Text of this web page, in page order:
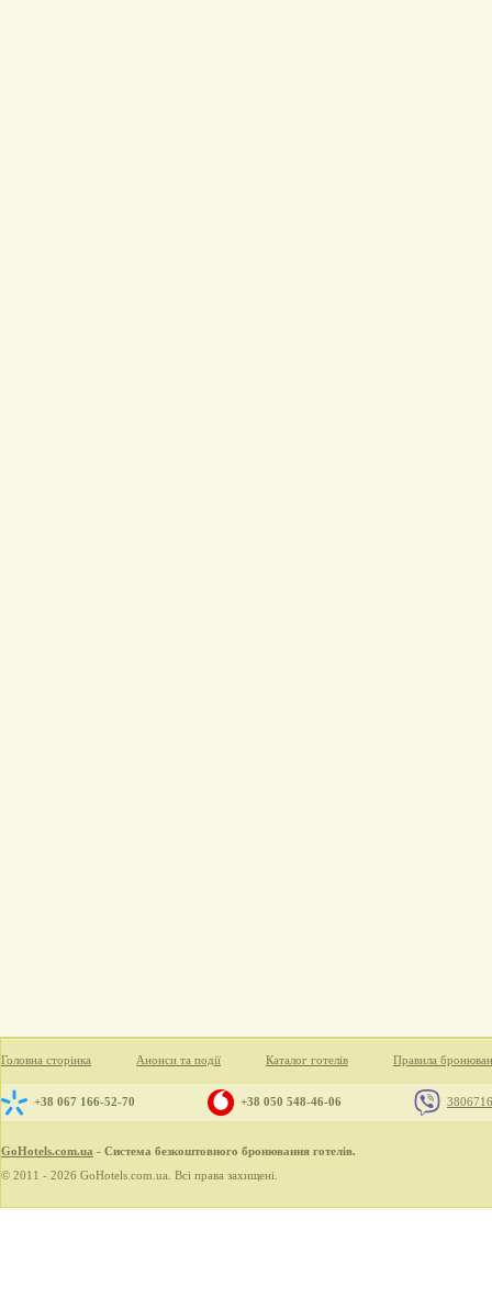
Головна сторінка Анонси та події Каталог готелів Правила
+38 067 166-52-70 +38 050 548-46-06
GoHotels.com.ua - Система безкоштовного бронювання готелів.
© 2011 - 2026 GoHotels.com.ua. Всі права захищені.